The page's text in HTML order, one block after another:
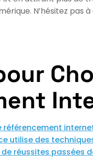
N’hésitez pas
référencement
utilise des
réussites passées